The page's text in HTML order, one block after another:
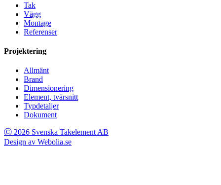
Tak
Vägg
Montage
Referenser
Projektering
Allmänt
Brand
Dimensionering
Element, tvärsnitt
Typdetaljer
Dokument
Ⓒ 2026 Svenska Takelement AB
Design av Webolia.se